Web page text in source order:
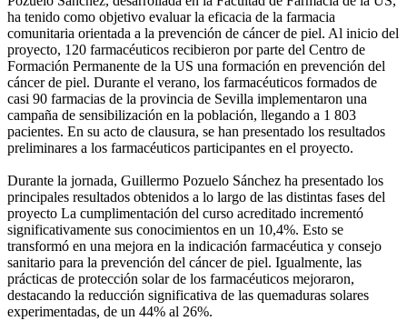
ha tenido como objetivo evaluar la eficacia de la farmacia
comunitaria orientada a la prevención de cáncer de piel. Al inicio del
proyecto, 120 farmacéuticos recibieron por parte del Centro de
Formación Permanente de la US una formación en prevención del
cáncer de piel. Durante el verano, los farmacéuticos formados de
casi 90 farmacias de la provincia de Sevilla implementaron una
campaña de sensibilización en la población, llegando a 1 803
pacientes. En su acto de clausura, se han presentado los resultados
preliminares a los farmacéuticos participantes en el proyecto.
Durante la jornada, Guillermo Pozuelo Sánchez ha presentado los
principales resultados obtenidos a lo largo de las distintas fases del
proyecto La cumplimentación del curso acreditado incrementó
significativamente sus conocimientos en un 10,4%. Esto se
transformó en una mejora en la indicación farmacéutica y consejo
sanitario para la prevención del cáncer de piel. Igualmente, las
prácticas de protección solar de los farmacéuticos mejoraron,
destacando la reducción significativa de las quemaduras solares
experimentadas, de un 44% al 26%.